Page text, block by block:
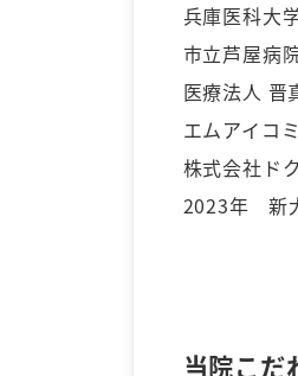
兵庫医科大
市立芦屋病
医療法人
エムアイコ
株式会社ド
2023年 新
当院こだ